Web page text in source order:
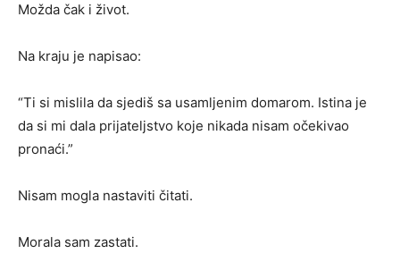
Možda čak i život.
Na kraju je napisao:
“Ti si mislila da sjediš sa usamljenim domarom. Istina je
da si mi dala prijateljstvo koje nikada nisam očekivao
pronaći.”
Nisam mogla nastaviti čitati.
Morala sam zastati.